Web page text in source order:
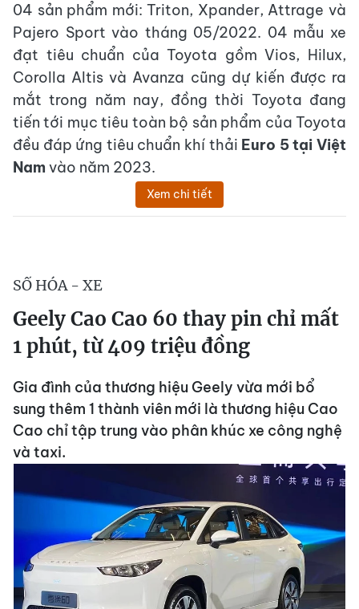
04 sản phẩm mới: Triton, Xpander, Attrage và
Pajero Sport vào tháng 05/2022. 04 mẫu xe
đạt tiêu chuẩn của Toyota gồm Vios, Hilux,
Corolla Altis và Avanza cũng dự kiến được ra
mắt trong năm nay, đồng thời Toyota đang
tiến tới mục tiêu toàn bộ sản phẩm của Toyota
đều đáp ứng tiêu chuẩn khí thải Euro 5 tại Việt
Nam vào năm 2023.
Xem chi tiết
SỐ HÓA - XE
Geely Cao Cao 60 thay pin chỉ mất
1 phút, từ 409 triệu đồng
Gia đình của thương hiệu Geely vừa mới bổ
sung thêm 1 thành viên mới là thương hiệu Cao
Cao chỉ tập trung vào phân khúc xe công nghệ
và taxi.